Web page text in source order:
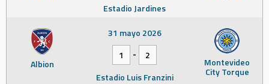
Estadio Jardines
Albion Montevideo
City Torque
31 mayo 2026
1
-
2
Estadio Luis Franzini